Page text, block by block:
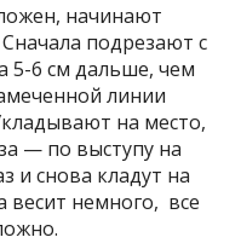
начинают
подрезают с
5-6 см дальше, чем
линии
на место,
— по выступу на
и снова кладут на
весит немного, все